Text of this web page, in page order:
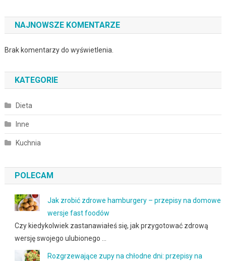
NAJNOWSZE KOMENTARZE
Brak komentarzy do wyświetlenia.
KATEGORIE
Dieta
Inne
Kuchnia
POLECAM
Jak zrobić zdrowe hamburgery – przepisy na domowe
wersje fast foodów
Czy kiedykolwiek zastanawiałeś się, jak przygotować zdrową
wersję swojego ulubionego …
Rozgrzewające zupy na chłodne dni: przepisy na